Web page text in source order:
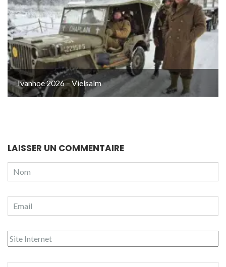
Ivanhoe 2026 – Vielsalm
LAISSER UN COMMENTAIRE